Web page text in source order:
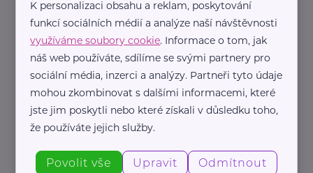
Reklama
BikeUp s.r.o.
Kdy je dítě připravené na kolo a jak ho podpořit
Akce, Tip Aktivity Děti Cyklistika
K personalizaci obsahu a reklam, poskytování
funkcí sociálních médií a analýze naší návštěvnosti
využíváme soubory cookie. Informace o tom, jak
náš web používáte, sdílíme se svými partnery pro
sociální média, inzerci a analýzy. Partneři tyto údaje
mohou zkombinovat s dalšími informacemi, které
jste jim poskytli nebo které získali v důsledku toho,
že používáte jejich služby.
Povolit vše Upravit Odmítnout